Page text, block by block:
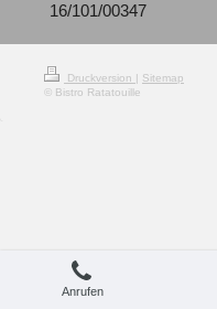
16/101/00347
Druckversion | Sitemap
© Bistro Ratatouille
Anrufen